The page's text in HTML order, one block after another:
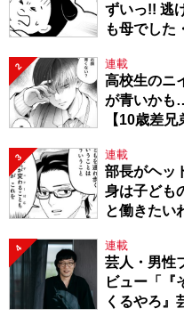
ずいっ!! 逃
も母でした
2 連載
高校生のニ
が青いかも
【10歳差
3 連載
部長がヘッ
身は子ども
と働きたい
4 連載
芸人・男性
ビュー「『
くるやろ』